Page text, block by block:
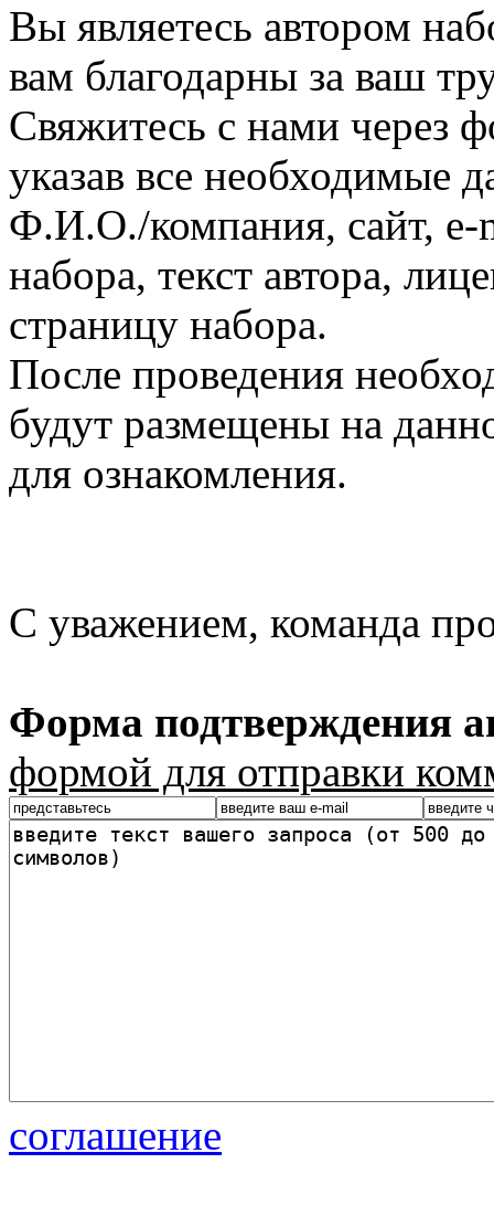
Вы являетесь автором
вам благодарны за ваш
Свяжитесь с нами через
указав все необходимые
Ф.И.О./компания, сайт, e-
набора, текст автора,
страницу набора.
После проведения
будут размещены на
для ознакомления.
С уважением, команда
Форма подтверждения
формой для отправки
соглашение